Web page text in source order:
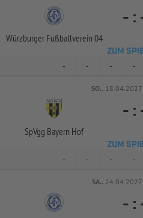
Würzburger Fußballverein 04
- :
ZUM
- - - -
SO..
SpVgg Bayern Hof
- :
ZUM
- - - -
SA..
- :